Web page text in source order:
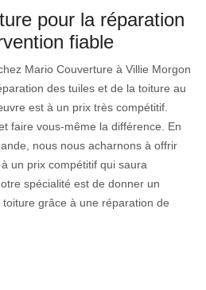
pour la réparation
fiable
Mario Couverture à Villie Morgon
des tuiles et de la toiture au
est à un prix très compétitif.
faire vous-même la différence. En
nous nous acharnons à offrir
un prix compétitif qui saura
spécialité est de donner un
grâce à une réparation de